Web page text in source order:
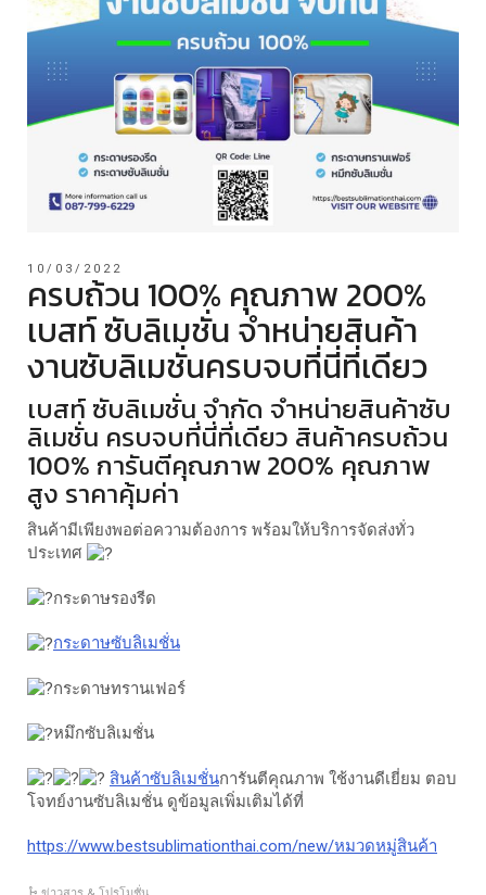
10/03/2022
ครบถ้วน 100% คุณภาพ 200%
เบสท์ ซับลิเมชั่น จำหน่ายสินค้า
งานซับลิเมชั่นครบจบที่นี่ที่เดียว
เบสท์ ซับลิเมชั่น จำกัด จำหน่ายสินค้าซับ
ลิเมชั่น ครบจบที่นี่ที่เดียว สินค้าครบถ้วน
100% การันตีคุณภาพ 200% คุณภาพ
สูง ราคาคุ้มค่า
สินค้ามีเพียงพอต่อความต้องการ พร้อมให้บริการจัดส่งทั่ว
ประเทศ
กระดาษรองรีด
กระดาษซับลิเมชั่น
กระดาษทรานเฟอร์
หมึกซับลิเมชั่น
สินค้าซับลิเมชั่นการันตีคุณภาพ ใช้งานดีเยี่ยม ตอบ
โจทย์งานซับลิเมชั่น ดูข้อมูลเพิ่มเติมได้ที่
https://www.bestsublimationthai.com/new/หมวดหมู่สินค้า